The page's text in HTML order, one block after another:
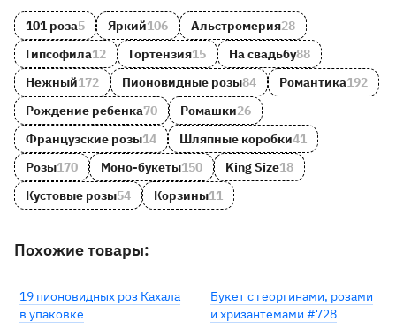
101 роза5 Яркий106 Альстромерия28
Гипсофила12 Гортензия15 На свадьбу88
Нежный172 Пионовидные розы84 Романтика192
Рождение ребенка70 Ромашки26
Французские розы14 Шляпные коробки41
Розы170 Моно-букеты150 King Size18
Кустовые розы54 Корзины11
Похожие товары:
19 пионовидных роз Кахала
в упаковке
Букет с георгинами, розами
и хризантемами #728